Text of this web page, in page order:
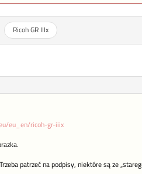
Ricoh GR IIIx
eu_en/ricoh-gr-iiix
patrzeć na podpisy, niektóre są ze